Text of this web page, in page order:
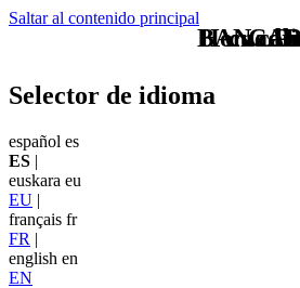
Saltar al contenido principal
Selector de idioma
español es
ES |
euskara eu
EU |
français fr
FR |
english en
EN
BAN
Home